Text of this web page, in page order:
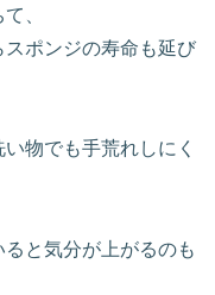
、
ポンジの寿命も延び
物でも手荒れしにく
と気分が上がるのも